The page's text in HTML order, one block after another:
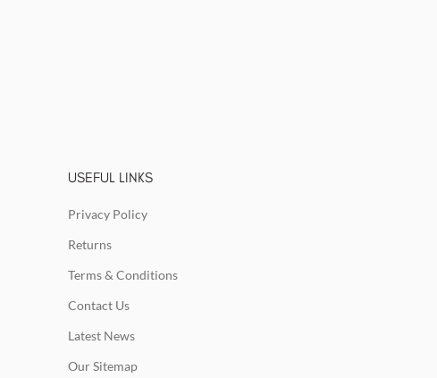
USEFUL LINKS
Privacy Policy
Returns
Terms & Conditions
Contact Us
Latest News
Our Sitemap